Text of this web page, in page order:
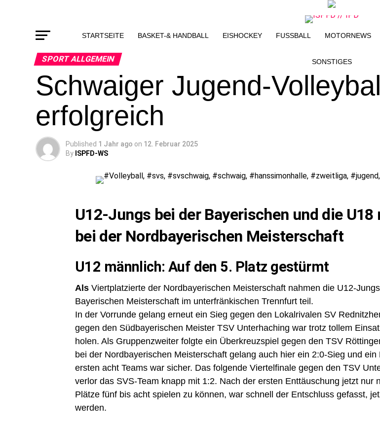
STARTSEITE BASKET-& HANDBALL EISHOCKEY FUSSBALL MOTORNEWS
SONSTIGES
SPORT ALLGEMEIN
Schwaiger Jugend-
erfolgreich
Published 1 Jahr ago on 12. Februar 2025
By ISPFD-WS
U12-Jungs bei der Bayerischen und die U18
bei der Nordbayerischen Meisterschaft
U12 männlich: Auf den 5. Platz gestürmt
Als Viertplatzierte der Nordbayerischen Meisterschaft nahmen die U12-
Bayerischen Meisterschaft im unterfränkischen Trennfurt teil.
In der Vorrunde gelang erneut ein Sieg gegen den Lokalrivalen SV
gegen den Südbayerischen Meister TSV Unterhaching war trotz tollem
holen. Als Gruppenzweiter folgte ein Überkreuzspiel gegen den TSV
bei der Nordbayerischen Meisterschaft gelang auch hier ein 2:0-Sieg und ein
ersten acht Teams war sicher. Das folgende Viertelfinale gegen den TSV
verlor das SVS-Team knapp mit 1:2. Nach der ersten Enttäuschung jetzt nur
Plätze fünf bis acht spielen zu können, war schnell der Entschluss gefasst,
werden.